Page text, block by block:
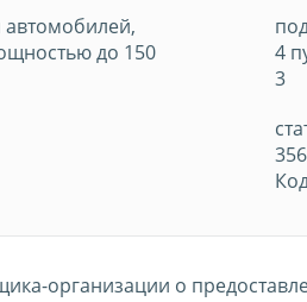
автомобилей,
до 150
4
3
организации о